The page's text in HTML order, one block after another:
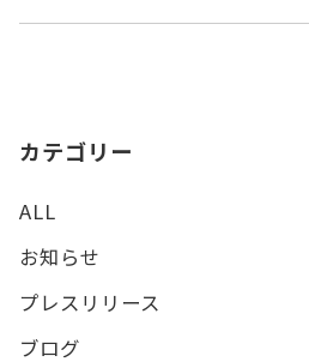
カテゴリー
ALL
お知らせ
プレスリリース
ブログ